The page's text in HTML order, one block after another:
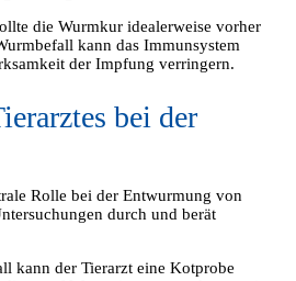
die Wurmkur idealerweise vorher
kann das Immunsystem
der Impfung verringern.
bei der
Rolle bei der Entwurmung von
durch und berät
kann der Tierarzt eine Kotprobe